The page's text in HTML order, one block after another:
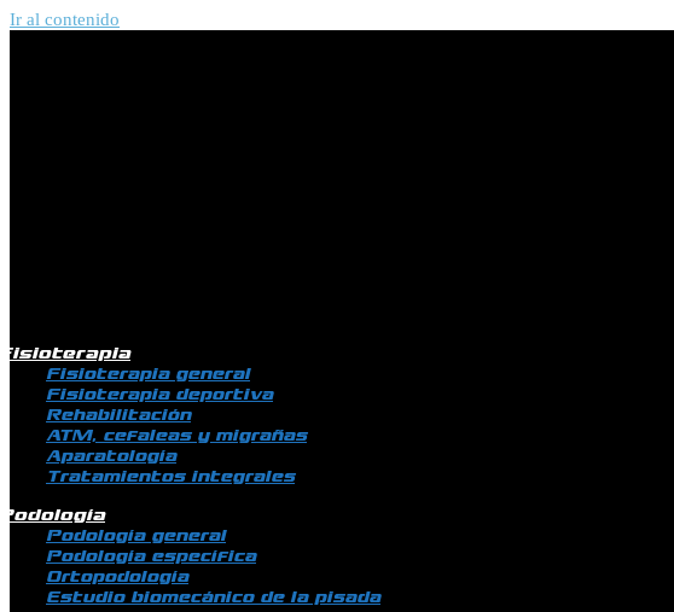
Ir al contenido
Fisioterapia general
Fisioterapia deportiva
Rehabilitación
ATM, cefaleas y migrañas
Aparatología
Tratamientos integrales
Podología general
Podología específica
Ortopodología
Estudio biomecánico de la pisada